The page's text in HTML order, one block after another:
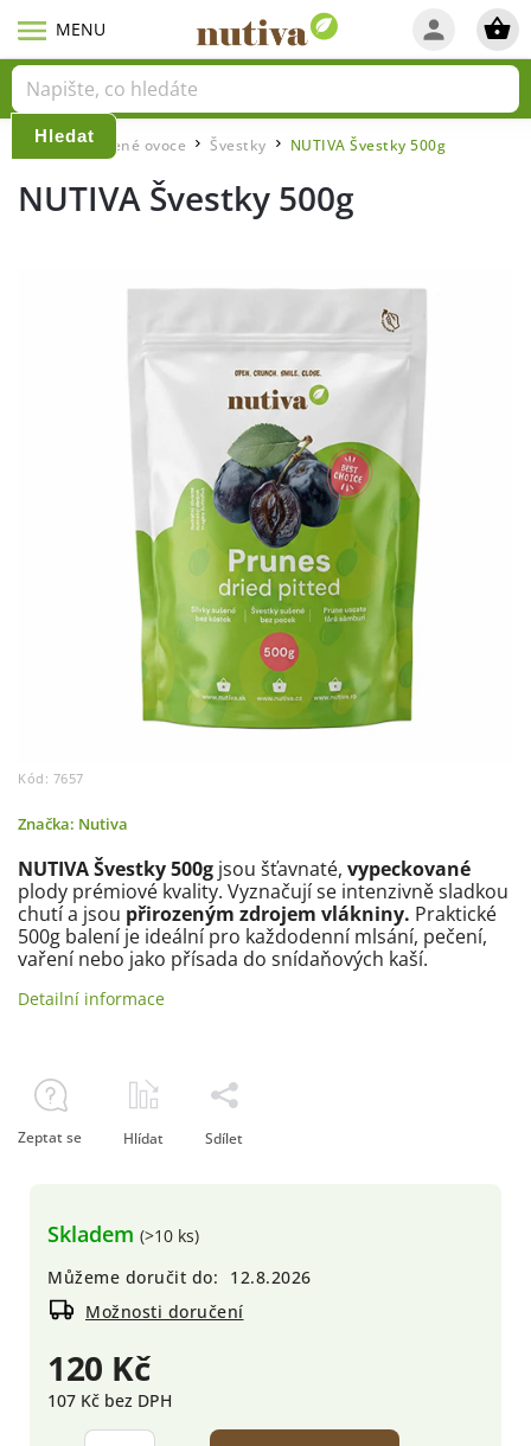
Hledat
Domů / Sušené ovoce / Švestky NUTIVA Švestky 500g
NUTIVA Švestky 500g
Kód: 7657
Značka: Nutiva
120 Kč
107 Kč bez DPH
Skladem (>10 ks)
Můžeme doručit do:
12.8.2026
Možnosti doručení
NUTIVA Švestky 500g jsou šťavnaté, vypeckované
plody prémiové kvality. Vyznačují se intenzivně sladkou
chutí a jsou přirozeným zdrojem vlákniny. Praktické
500g balení je ideální pro každodenní mlsání, pečení,
vaření nebo jako přísada do snídaňových kaší.
Detailní informace
Zeptat se Hlídat Sdílet